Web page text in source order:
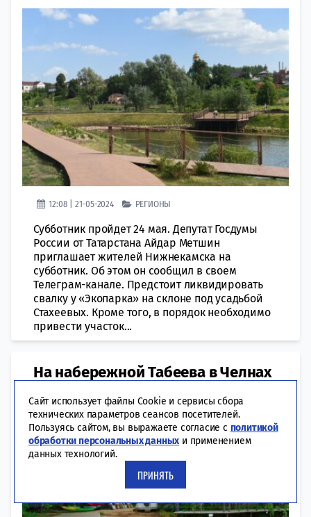
12:08 | 21-05-2024 РЕГИОНЫ
Субботник пройдет 24 мая. Депутат Госдумы
России от Татарстана Айдар Метшин
приглашает жителей Нижнекамска на
субботник. Об этом он сообщил в своем
Телеграм-канале. Предстоит ликвидировать
свалку у «Экопарка» на склоне под усадьбой
Стахеевых. Кроме того, в порядок необходимо
привести участок...
На набережной Табеева в Челнах
пройдет субботник на сапбордах
Сайт использует файлы Cookie и сервисы сбора
технических параметров сеансов посетителей.
Пользуясь сайтом, вы выражаете согласие с политикой
обработки персональных данных и применением
данных технологий.
ПРИНЯТЬ